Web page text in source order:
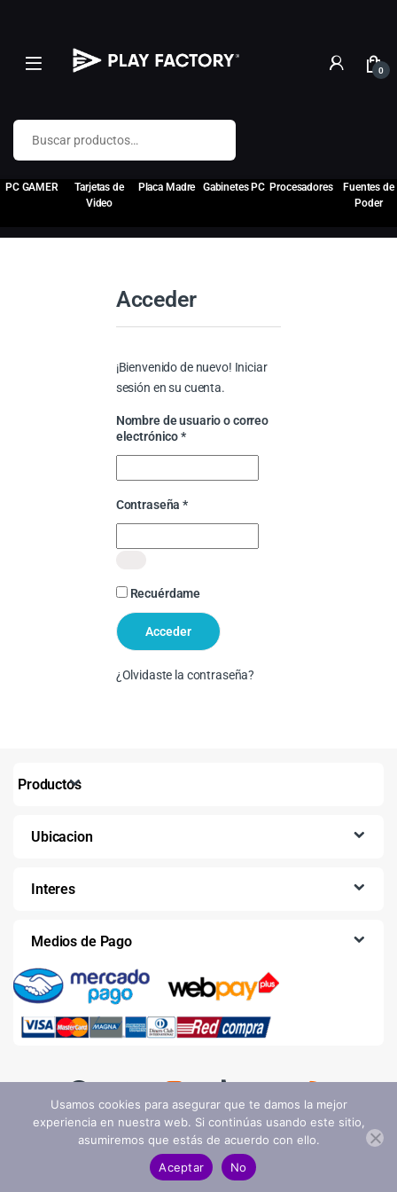
0
Buscar por:
PC GAMER
Tarjetas de
Video
Placa Madre Gabinetes PC Procesadores
Fuentes de
Poder
Acceder
¡Bienvenido de nuevo! Iniciar
sesión en su cuenta.
Nombre de usuario o correo
electrónico*Obligatorio
Contraseña*Obligatorio
Recuérdame
Acceder
¿Olvidaste la contraseña?
Productos
Ubicacion
Interes
Medios de Pago
Usamos cookies para asegurar que te damos la mejor
experiencia en nuestra web. Si continúas usando este sitio,
asumiremos que estás de acuerdo con ello.
Aceptar
No